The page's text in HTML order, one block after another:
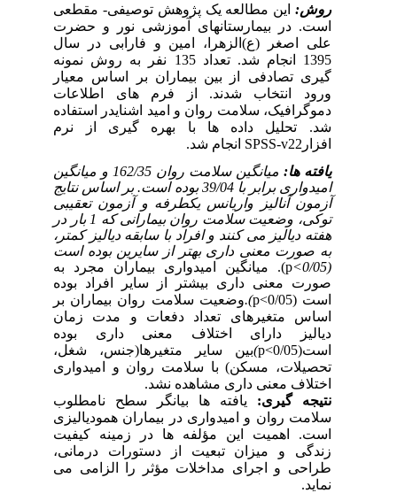
روش:این مطالعه یک پژوهش توصیفی- مقطعی
است. در بیمارستانهای آموزشی نور و حضرت
علی اصغر (ع)الزهرا، امین و فارابی در سال
1395 انجام شد. تعداد 135 نفر به روش نمونه
گیری تصادفی از بین بیماران بر اساس معیار
ورود انتخاب شدند. از فرم های اطلاعات
دموگرافیک، سلامت روان و امید اشنایدر استفاده
شد. تحلیل داده ها با بهره گیری از نرم
افزار SPSS-v22انجام شد.
یافته ها:
میانگین سلامت روان 162/35 و میانگین
امیدواری برابر با 39/04 بوده است. بر اساس نتایج
آزمون آنالیز واریانس یکطرفه و آزمون تعقیبی
توکی، وضعیت سلامت روان بیمارانی که 1 بار در
هفته دیالیز می کنند و افراد با سابقه دیالیز کمتر،
به صورت معنی داری بهتر از سایرین بوده است
p). میانگین امیدواری بیماران مجرد به
صورت معنی داری بیشتر از سایر افراد بوده
است (0/05>
p
).وضعیت سلامت روان بیماران بر
اساس متغیرهای تعداد دفعات و مدت زمان
دیالیز دارای اختلاف معنی داری بوده
است(0/05>
p
)بین سایر متغیرها(جنس، شغل،
تحصیلات، مسکن) با سلامت روان و امیدواری
اختلاف معنی داری مشاهده نشد.
نتیجه گیری:یافته ها بیانگر سطح نامطلوب
سلامت روان و امیدواری در بیماران همودیالیزی
است. اهمیت این مؤلفه ها در زمینه کیفیت
زندگی و میزان تبعیت از دستورات درمانی،
طراحی و اجرای مداخلات مؤثر را الزامی می
نماید.